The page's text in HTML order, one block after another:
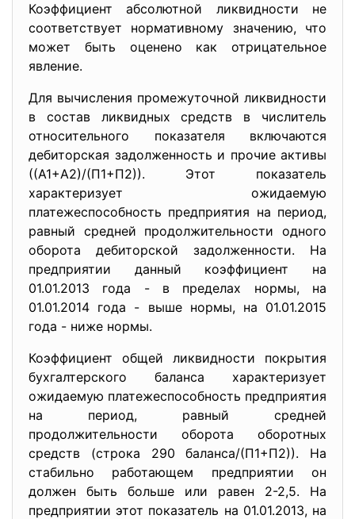
Коэффициент абсолютной ликвидности не
соответствует нормативному значению, что
может быть оценено как отрицательное
явление.
Для вычисления промежуточной ликвидности
в состав ликвидных средств в числитель
относительного показателя включаются
дебиторская задолженность и прочие активы
((А1+А2)/(П1+П2)). Этот показатель
характеризует ожидаемую
платежеспособность предприятия на период,
равный средней продолжительности одного
оборота дебиторской задолженности. На
предприятии данный коэффициент на
01.01.2013 года - в пределах нормы, на
01.01.2014 года - выше нормы, на 01.01.2015
года - ниже нормы.
Коэффициент общей ликвидности покрытия
бухгалтерского баланса характеризует
ожидаемую платежеспособность предприятия
на период, равный средней
продолжительности оборота оборотных
средств (строка 290 баланса/(П1+П2)). На
стабильно работающем предприятии он
должен быть больше или равен 2-2,5. На
предприятии этот показатель на 01.01.2013, на